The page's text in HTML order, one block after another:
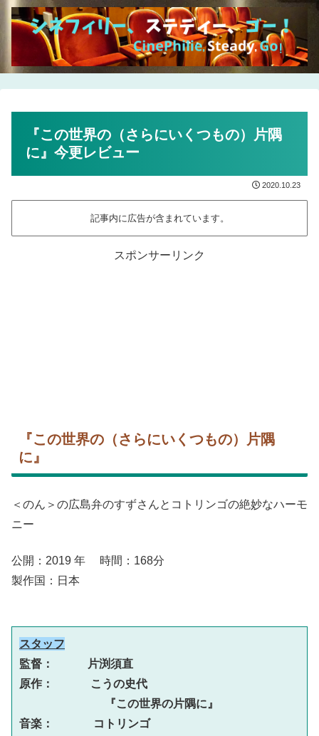
『この世界の（さらにいくつもの）片隅
に』今更レビュー
2020.10.23
記事内に広告が含まれています。
スポンサーリンク
『この世界の（さらにいくつもの）片隅
に』
＜のん＞の広島弁のすずさんとコトリンゴの絶妙なハーモ
ニー
公開：2019 年 時間：168分
製作国：日本
スタッフ
監督：　　　片渕須直
原作：　　  こうの史代
『この世界の片隅に』
音楽：　    コトリンゴ